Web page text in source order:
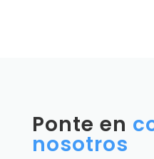
Ponte en
nosotros